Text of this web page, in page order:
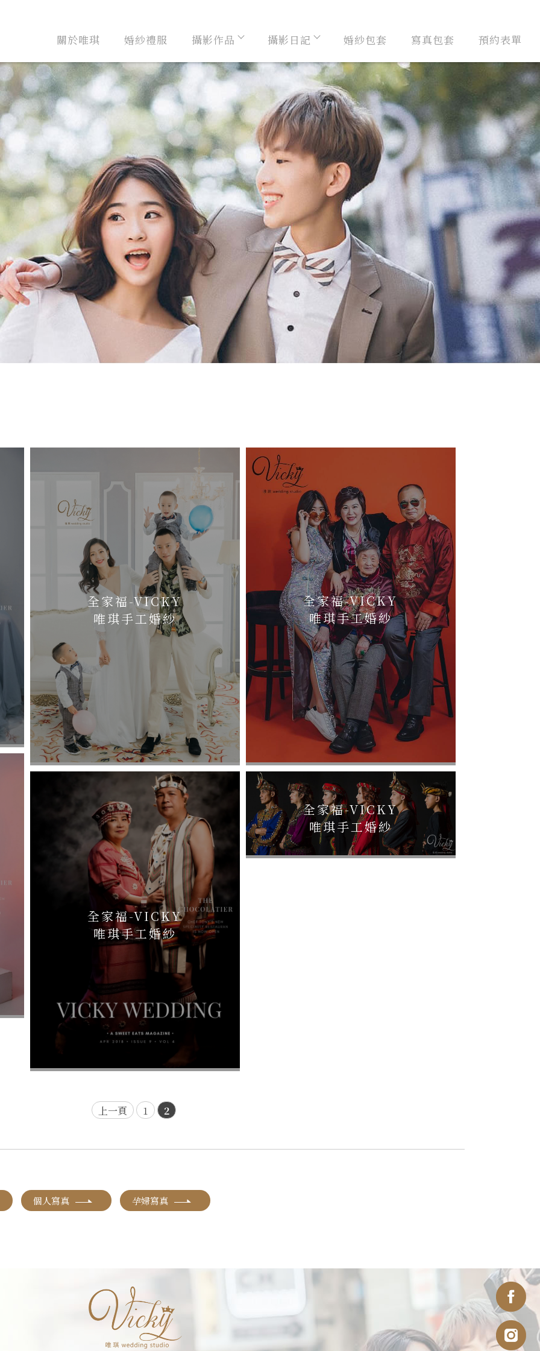
關於唯琪 婚紗禮服 攝影作品 攝影日記 婚紗包套 寫真包套 預約表單
全家福-VICKY
唯琪手工婚紗
全家福-VICKY
唯琪手工婚紗
全家福-VICKY
唯琪手工婚紗
全家福-VICKY
唯琪手工婚紗
上一頁 1 2
個人寫真 孕婦寫真